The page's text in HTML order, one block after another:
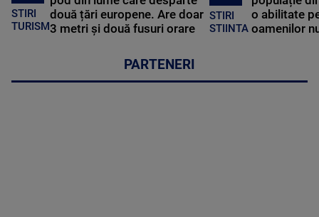
STIRI
TURISM
două țări europene. Are doar
3 metri și două fusuri orare
STIRI
STIINTA
o abilitate
oamenilor
PARTENERI